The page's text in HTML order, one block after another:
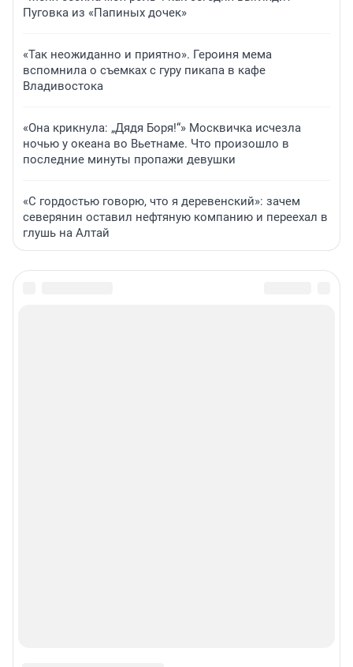
Пуговка из «Папиных дочек»
«Так неожиданно и приятно». Героиня мема
вспомнила о съемках с гуру пикапа в кафе
Владивостока
«Она крикнула: „Дядя Боря!“» Москвичка исчезла
ночью у океана во Вьетнаме. Что произошло в
последние минуты пропажи девушки
«С гордостью говорю, что я деревенский»: зачем
северянин оставил нефтяную компанию и переехал в
глушь на Алтай